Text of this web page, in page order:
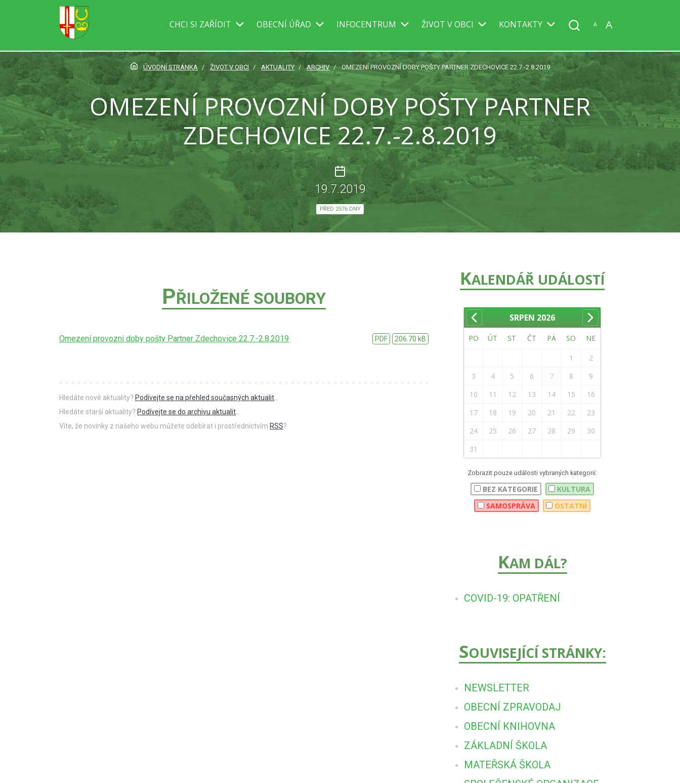
CHCI SI ZAŘÍDIT OBECNÍ ÚŘAD INFOCENTRUM ŽIVOT V OBCI KONTAKTY A A
ÚVODNÍ STRÁNKA ŽIVOT V OBCI AKTUALITY ARCHIV OMEZENÍ PROVOZNÍ DOBY POŠTY PARTNER ZDECHOVICE 22.7.-2.8.2019
OMEZENÍ PROVOZNÍ DOBY POŠTY PARTNER
ZDECHOVICE 22.7.-2.8.2019
19.7.2019
PŘED 2576 DNY
PŘILOŽENÉ SOUBORY
Omezení provozní doby pošty Partner Zdechovice 22.7.-2.8.2019 PDF 206.70 kB
Hledáte nové aktuality? Podívejte se na přehled současných aktualit
Hledáte starší aktuality? Podívejte se do archivu aktualit
Víte, že novinky z našeho webu můžete odebírat i prostřednictvím RSS?
KALENDÁŘ UDÁLOSTÍ
SRPEN 2026
PO ÚT ST ČT PÁ SO NE
1
2
3
4 5 6 7 8
9
10
11 12 13 14 15
16
17
18 19 20 21 22
23
24
25 26 27 28 29
30
31
Zobrazit pouze události vybraných kategorií:
BEZ KATEGORIE
KULTURA
SAMOSPRÁVA
OSTATNÍ
KAM DÁL?
COVID-19: OPATŘENÍ
SOUVISEJÍCÍ STRÁNKY:
NEWSLETTER
OBECNÍ ZPRAVODAJ
OBECNÍ KNIHOVNA
ZÁKLADNÍ ŠKOLA
MATEŘSKÁ ŠKOLA